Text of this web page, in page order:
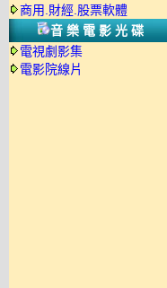
商用.財經.股票軟體
音樂電影光碟
電視劇影集
電影院線片